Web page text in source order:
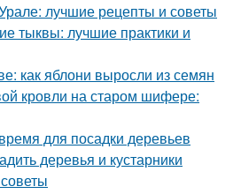
лучшие рецепты и советы
тыквы: лучшие практики и
как яблони выросли из семян
кровли на старом шифере:
для посадки деревьев
деревья и кустарники